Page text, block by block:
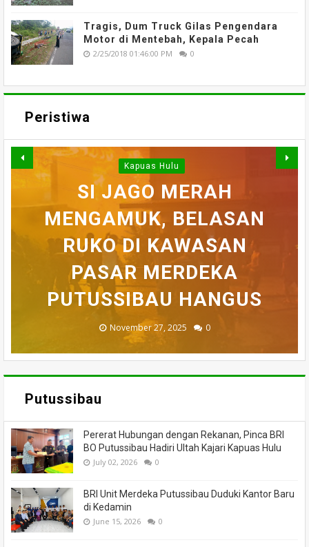
Tragis, Dum Truck Gilas Pengendara
Motor di Mentebah, Kepala Pecah
2/25/2018 01:46:00 PM 0
Peristiwa
WARGA DESA SEI AJUNG
YANG DILAPORKAN
HILANG SAAT
MEMANCING DITEMUKAN
MENINGGAL DUNIA
July 05, 2026 0
Kapuas Hulu
SI JAGO MERAH
MENGAMUK, BELASAN
RUKO DI KAWASAN
PASAR MERDEKA
PUTUSSIBAU HANGUS
November 27, 2025 0
PEDULI KORBAN
KEBAKARAN, KORAMIL
BADAU BERI BANTUAN
March 26, 2025 0
BELASAN TOKO PAKAIAN
DI PUTUSSIBAU LUDES
DILALAP API
March 13, 2025 0
SEMPAT SEKARAT, H
AKHIRNYA TEWAS
SETELAH 'DIHAKIMI'
MASSA
February 18, 2025 0
Putussibau
Pererat Hubungan dengan Rekanan, Pinca BRI
BO Putussibau Hadiri Ultah Kajari Kapuas Hulu
July 02, 2026 0
BRI Unit Merdeka Putussibau Duduki Kantor Baru
di Kedamin
June 15, 2026 0